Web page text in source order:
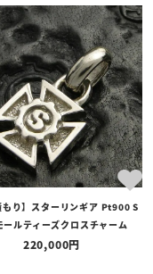
もり】スターリンギア Pt900 S
ールティーズクロスチャーム
220,000